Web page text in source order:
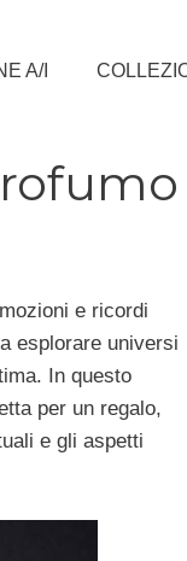
A/I
e ricordi
esplorare universi
In questo
per un regalo,
e gli aspetti